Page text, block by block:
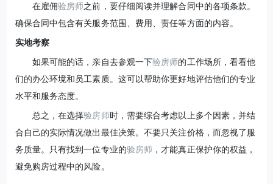
在雇佣验房师之前，要仔细阅读并理解合同中的各项条款。
确保合同中包含有关服务范围、费用、责任等方面的内容。
实地考察
如果可能的话，亲自去参观一下验房师的工作场所，看看他
们的办公环境和员工素质。这可以帮助你更好地评估他们的专业
水平和服务态度。
总之，在选择验房师时，需要综合考虑以上多个因素，并结
合自己的实际情况做出最佳决策。不要只关注价格，而忽视了服
务质量。只有找到一位专业的验房师 ，才能真正保护你的权益，
避免购房过程中的风险。